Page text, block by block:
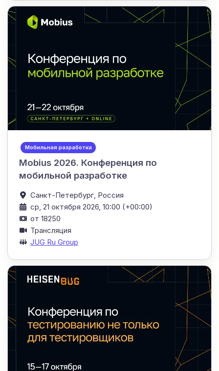
Мобильная разработка
Mobius 2026. Конференция по
мобильной разработке
Санкт-Петербург, Россия
ср, 21 октября 2026, 10:00 (+00:00)
от 18250
Трансляция
JUG Ru Group